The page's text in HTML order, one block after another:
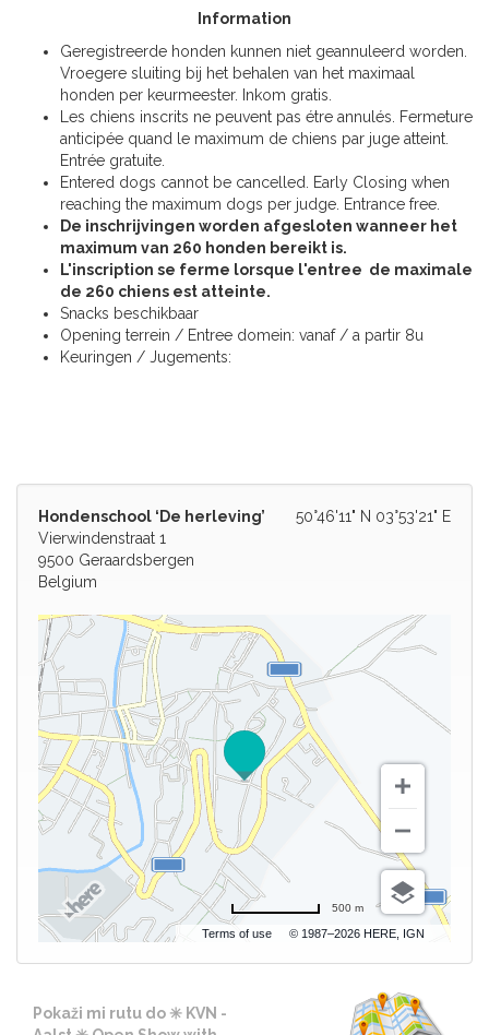
Information
Geregistreerde honden kunnen niet geannuleerd worden.
Vroegere sluiting bij het behalen van het maximaal
honden per keurmeester. Inkom gratis.
Les chiens inscrits ne peuvent pas étre annulés. Fermeture
anticipée quand le maximum de chiens par juge atteint.
Entrée gratuite.
Entered dogs cannot be cancelled. Early Closing when
reaching the maximum dogs per judge. Entrance free.
De inschrijvingen worden afgesloten wanneer het
maximum van 260 honden bereikt is.
L'inscription se ferme lorsque l'entree de maximale
de 260 chiens est atteinte.
Snacks beschikbaar
Opening terrein / Entree domein: vanaf / a partir 8u
Keuringen / Jugements:
50°46'11" N 03°53'21" E
Hondenschool ‘De herleving’
Vierwindenstraat 1
9500 Geraardsbergen
Belgium
Terms of use © 1987–2026 HERE, IGN
500 m
Pokaži mi rutu do ✳️ KVN -